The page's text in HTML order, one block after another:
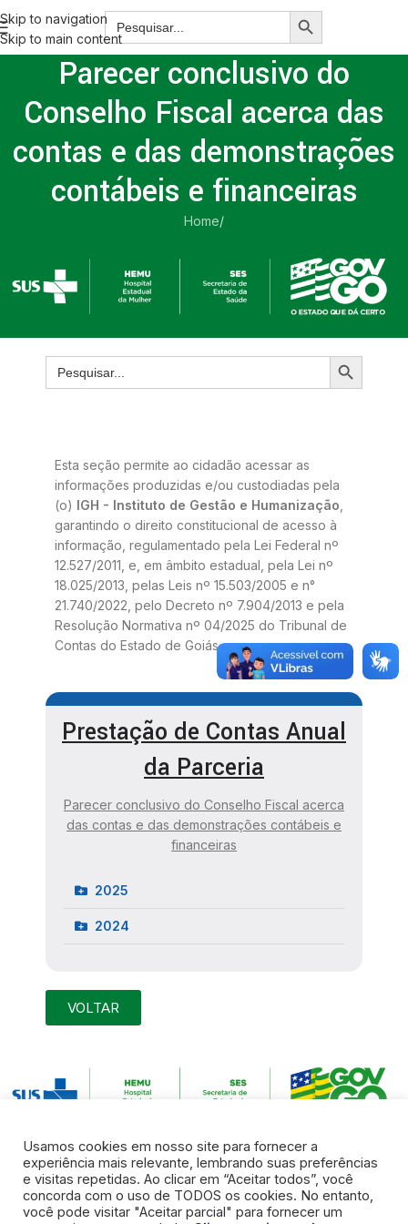
Skip to navigation
Skip to main content
Parecer conclusivo do
Conselho Fiscal acerca das
contas e das demonstrações
contábeis e financeiras
Home/
das demonstrações contábeis e financeiras
Esta seção permite ao cidadão acessar as
informações produzidas e/ou custodiadas pela
(o) IGH - Instituto de Gestão e Humanização
garantindo o direito constitucional de acesso à
informação, regulamentado pela Lei Federal nº
12.527/2011, e, em âmbito estadual, pela Lei nº
18.025/2013, pelas Leis nº 15.503/2005 e n°
21.740/2022, pelo Decreto nº 7.904/2013 e pela
Resolução Normativa nº 04/2025 do Tribunal de
Contas do Estado de Goiás.
Prestação de Contas Anual
da Parceria
Parecer conclusivo do Conselho Fiscal acerca
das contas e das demonstrações contábeis e
financeiras
2025
2024
VOLTAR
Endereço:Rua R7 S/N, Setor Coimbra | Goiânia – Goiás | CEP:
Usamos cookies em nosso site para fornecer a
experiência mais relevante, lembrando suas preferências
e visitas repetidas. Ao clicar em “Aceitar todos”, você
concorda com o uso de TODOS os cookies. No entanto,
você pode visitar "Aceitar parcial" para fornecer um